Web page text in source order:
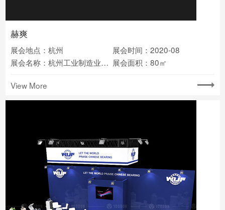
赫爽
展会地点：杭州
展会时间：2020-08
展会名称：杭州工业制造业博览会 展会面积：80㎡
View More